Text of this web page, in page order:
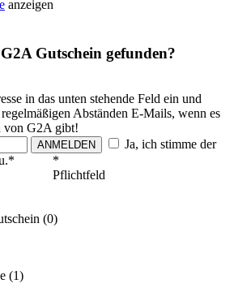
anzeigen
Gutschein gefunden?
in das unten stehende Feld ein und
Abständen E-Mails, wenn es
von G2A gibt!
ANMELDEN
Ja, ich stimme der
*
Pflichtfeld
(0)
(1)